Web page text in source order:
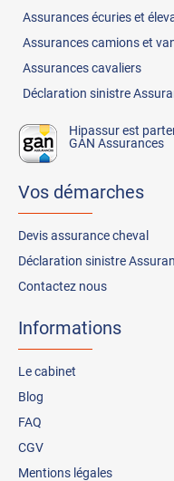
Assurancesécuries et
Assurancescamions et
Assurancescavaliers
Déclaration sinistre
Hipassur est
GAN Assurances
Vos démarches
Devis assurance cheval
Déclaration sinistre
Contactez nous
Informations
Le cabinet
Blog
FAQ
CGV
Mentions légales